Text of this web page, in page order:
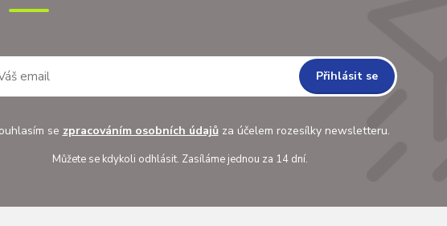
Přihlásit se
se zpracováním osobních údajůza účelem rozesílky newsletteru.
Můžete se kdykoli odhlásit. Zasíláme jednou za 14 dní.